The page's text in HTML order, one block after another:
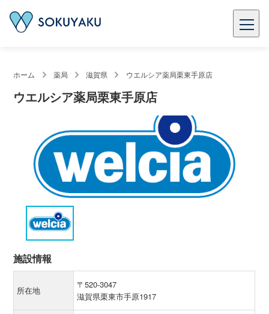
ホーム 薬局 滋賀県 ウエルシア薬局栗東手原店
ウエルシア薬局栗東手原店
施設情報
所在地
〒520-3047
滋賀県栗東市手原1917